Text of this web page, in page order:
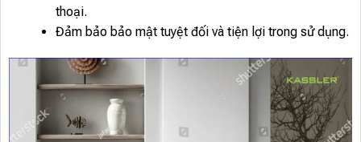
thoại.
Đảm bảo bảo mật tuyệt đối và tiện lợi trong sử dụng.